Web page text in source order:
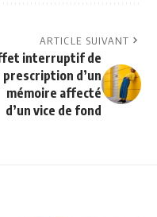
ARTICLE SUIVANT
interruptif de
prescription d’un
mémoire affecté
d’un vice de fond